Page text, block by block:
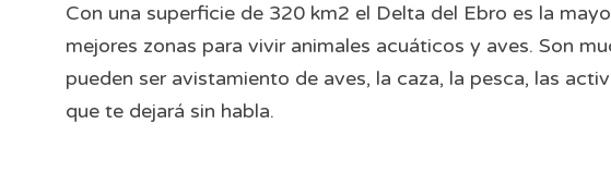
Con una superficie de 320 km2 el Delta del Ebro es la
mejores zonas para vivir animales acuáticos y aves. Son
pueden ser avistamiento de aves, la caza, la pesca, las
que te dejará sin habla.